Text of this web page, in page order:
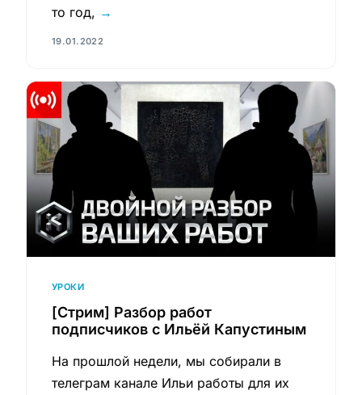
то год, →
19.01.2022
УРОКИ
[Стрим] Разбор работ
подписчиков с Ильёй Капустиным
На прошлой недели, мы собирали в
телеграм канале Ильи работы для их